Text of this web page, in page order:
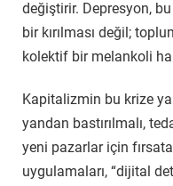
değiştirir. Depresyon,
bir kırılması değil;
kolektif bir melankoli
Kapitalizmin bu krize
yandan bastırılmalı,
yeni pazarlar için
uygulamaları, “dijital